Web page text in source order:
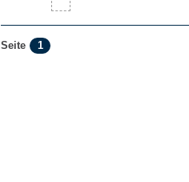
Seite 1